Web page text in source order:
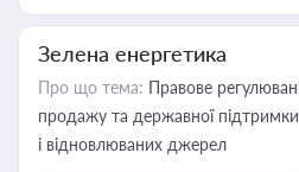
Зелена енергетика
Про що тема: Правове
продажу та державної підтримки
і відновлюваних джерел